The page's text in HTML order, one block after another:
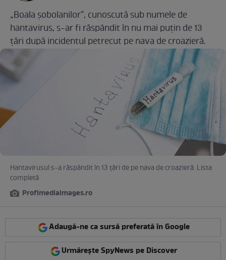
„Boala șobolanilor”, cunoscută sub numele de
hantavirus, s-ar fi răspândit în nu mai puțin de 13
țări după incidentul petrecut pe nava de croazieră.
Hantavirusul s-a răspândit în 13 țări de pe nava de croazieră. Lista
completă
Profimediaimages.ro
Adaugă-ne ca sursă preferată în Google
Urmărește SpyNews pe Discover